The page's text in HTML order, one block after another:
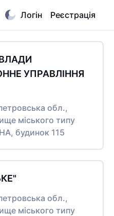
Логін Реєстрація
УПРАВЛІННЯ
обл.,
міського типу
будинок 115
обл.,
міського типу